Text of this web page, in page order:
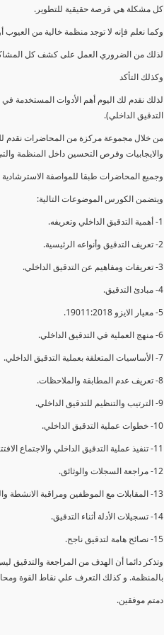
كل مشكلة هي فرصة حقيقية للتطوير.
وكما نعلم فإنه لا توجد منظمة خالية من العيوب
لذلك من الضروري العمل على كشف كل المشاكل
وكذلك التأكد
لذلك نقدم لك اليوم أهم الأدوات المستخدمة
التدقيق الداخلي).
من خلال مجموعة مركزة من المحاضرات نقدم لك
والايجابيات وفرص التحسين داخل المنظمة
وجميع المحاضرات طبقا للمواصفة الاسترشادية الأيزو
ويتضمن الكورس الموضوعات التالية:
1- أهمية التدقيق الداخلي وتعريفه.
2- تعريف التدقيق وأنواعه الرئيسية.
3- تعريفات ومفاهيم عن التدقيق الداخلي.
4- مبادئ التدقيق.
5- معيار الايزو 19011:2018.
6- منهج العملية في التدقيق الداخلي.
7- الأساسيات المتعلقة بعملية التدقيق الداخلي.
8- تعريف عدم المطابقة والملاحظات.
9- الترتيب والتنظيم للتدقيق الداخلي.
10- خطوات عملية التدقيق الداخلي.
11- تنفيذ عملية التدقيق الداخلي والاجتماع الافتتاحي.
12- مراجعة السجلات والوثائق.
13- المقابلات مع الموظفين ومراقبة الانشطة والمرافق.
14- تسجيلات الأدلة أثناء التدقيق.
15- نصائح هامة لتدقيق ناجح.
وتذكر دائما أن الهدف من المراجعة
بالمنظمة. و كذلك التعرف علي نقاط القوة
دمتم موفقين.